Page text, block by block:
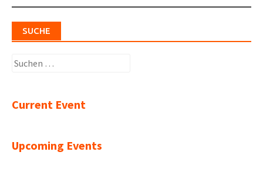
SUCHE
Suchen
Current Event
Upcoming Events